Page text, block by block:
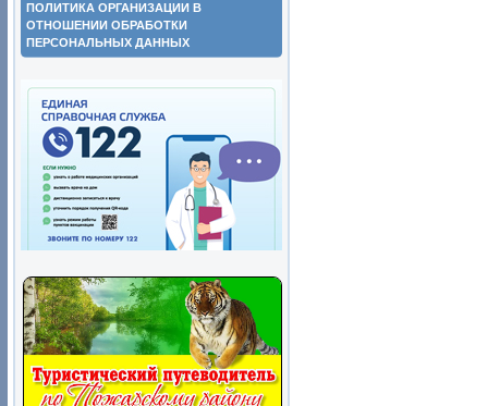
ПОЛИТИКА ОРГАНИЗАЦИИ В
ОТНОШЕНИИ ОБРАБОТКИ
ПЕРСОНАЛЬНЫХ ДАННЫХ